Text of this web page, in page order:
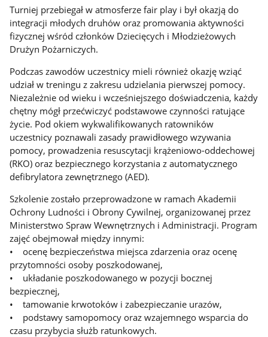
Turniej przebiegał w atmosferze fair play i był okazją do
integracji młodych druhów oraz promowania aktywności
fizycznej wśród członków Dziecięcych i Młodzieżowych
Drużyn Pożarniczych.
Podczas zawodów uczestnicy mieli również okazję wziąć
udział w treningu z zakresu udzielania pierwszej pomocy.
Niezależnie od wieku i wcześniejszego doświadczenia, każdy
chętny mógł przećwiczyć podstawowe czynności ratujące
życie. Pod okiem wykwalifikowanych ratowników
uczestnicy poznawali zasady prawidłowego wzywania
pomocy, prowadzenia resuscytacji krążeniowo-oddechowej
(RKO) oraz bezpiecznego korzystania z automatycznego
defibrylatora zewnętrznego (AED).
Szkolenie zostało przeprowadzone w ramach Akademii
Ochrony Ludności i Obrony Cywilnej, organizowanej przez
Ministerstwo Spraw Wewnętrznych i Administracji. Program
zajęć obejmował między innymi:
• ocenę bezpieczeństwa miejsca zdarzenia oraz ocenę
przytomności osoby poszkodowanej,
• układanie poszkodowanego w pozycji bocznej
bezpiecznej,
• tamowanie krwotoków i zabezpieczanie urazów,
• podstawy samopomocy oraz wzajemnego wsparcia do
czasu przybycia służb ratunkowych.